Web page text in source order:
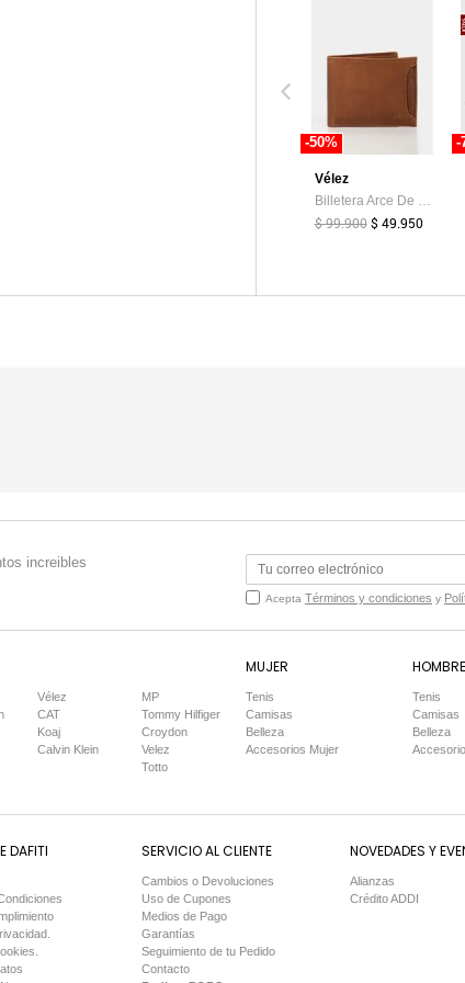
-50%
Vélez
$ 99.900 $ 49.950
-
increibles
Acepta Términos y condiciones y
Vélez
CAT
Koaj
Calvin Klein
MP
Tommy Hilfiger
Croydon
Velez
Totto
MUJER
Tenis
Camisas
Belleza
Accesorios Mujer
HOMBRE
Tenis
Camisas
Belleza
DAFITI SERVICIO AL CLIENTE
Cambios o Devoluciones
Uso de Cupones
Medios de Pago
Garantías
Seguimiento de tu Pedido
Contacto
NOVEDADES Y
Alianzas
Crédito ADDI